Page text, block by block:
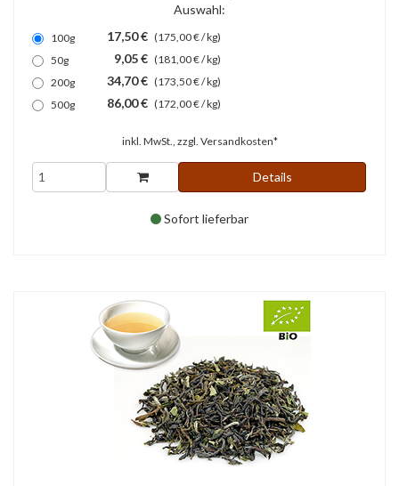
Auswahl:
100g 17,50 € (175,00 € / kg)
50g
9,05 € (181,00 € / kg)
200g
34,70 € (173,50 € / kg)
500g
86,00 € (172,00 € / kg)
inkl. MwSt., zzgl. Versandkosten*
Details
Sofort lieferbar